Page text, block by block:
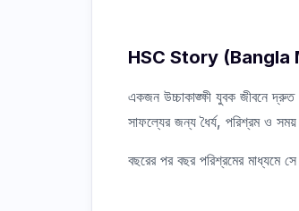
HSC Story (Bangla
একজন উচ্চাকাঙ্ক্ষী যুবক জীবনে
সাফল্যের জন্য ধৈর্য, পরিশ্রম ও
বছরের পর বছর পরিশ্রমের মাধ্যমে